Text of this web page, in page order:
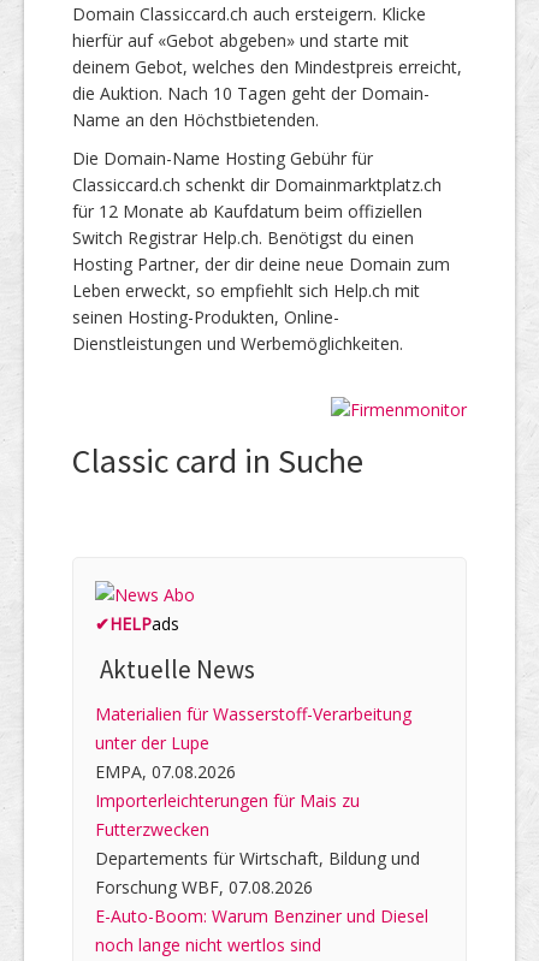
Domain Classiccard.ch auch ersteigern. Klicke
hierfür auf «Gebot abgeben» und starte mit
deinem Gebot, welches den Mindestpreis erreicht,
die Auktion. Nach 10 Tagen geht der Domain-
Name an den Höchstbietenden.
Die Domain-Name Hosting Gebühr für
Classiccard.ch schenkt dir Domainmarktplatz.ch
für 12 Monate ab Kaufdatum beim offiziellen
Switch Registrar Help.ch. Benötigst du einen
Hosting Partner, der dir deine neue Domain zum
Leben erweckt, so empfiehlt sich Help.ch mit
seinen Hosting-Produkten, Online-
Dienstleistungen und Werbemöglichkeiten.
Classic card in Suche
✔HELPads
Aktuelle News
Materialien für Wasserstoff-Verarbeitung
unter der Lupe
EMPA, 07.08.2026
Importerleichterungen für Mais zu
Futterzwecken
Departements für Wirtschaft, Bildung und
Forschung WBF, 07.08.2026
E-Auto-Boom: Warum Benziner und Diesel
noch lange nicht wertlos sind